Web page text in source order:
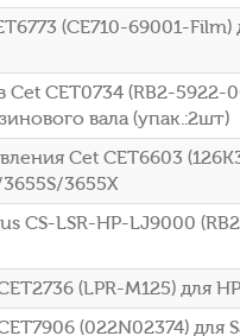
(CE710-69001-Film)
CET0734 (RB2-5922-
вала (упак.:2шт)
Cet CET6603
3655X
CS-LSR-HP-LJ9000
(LPR-M125) для
(022N02374) для